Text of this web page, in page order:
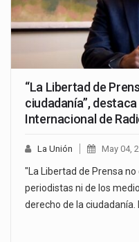
“La Libertad de
ciudadanía”,
Internacional de
La Unión May 04,
"La Libertad de Prensa
periodistas ni de los
derecho de la